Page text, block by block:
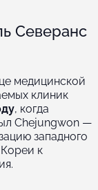
Северанс
медицинской
клиник
, когда
Chejungwon —
западного
к